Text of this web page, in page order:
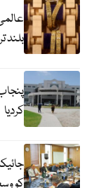
بلند
کردیا
کو